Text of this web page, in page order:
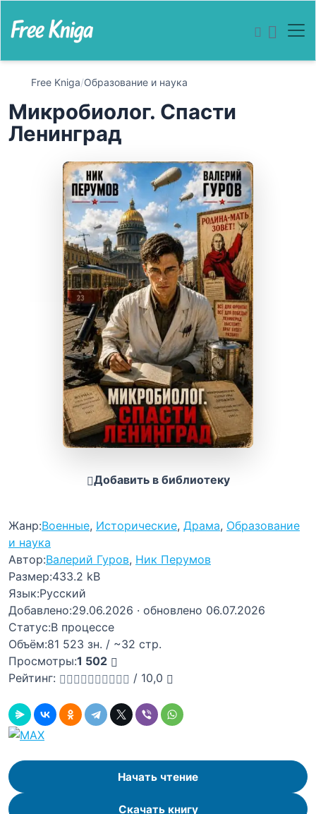
Free Kniga/Образование и наука
Микробиолог. Спасти
Ленинград
Добавить в библиотеку
Жанр:Военные, Исторические, Драма, Образование
и наука
Автор:Валерий Гуров, Ник Перумов
Размер:433.2 kB
Язык:Русский
Добавлено:29.06.2026 · обновлено 06.07.2026
Статус:В процессе
Объём:81 523 зн. / ~32 стр.
Просмотры:1 502
Рейтинг:
/ 10,0
Начать чтение
Скачать книгу